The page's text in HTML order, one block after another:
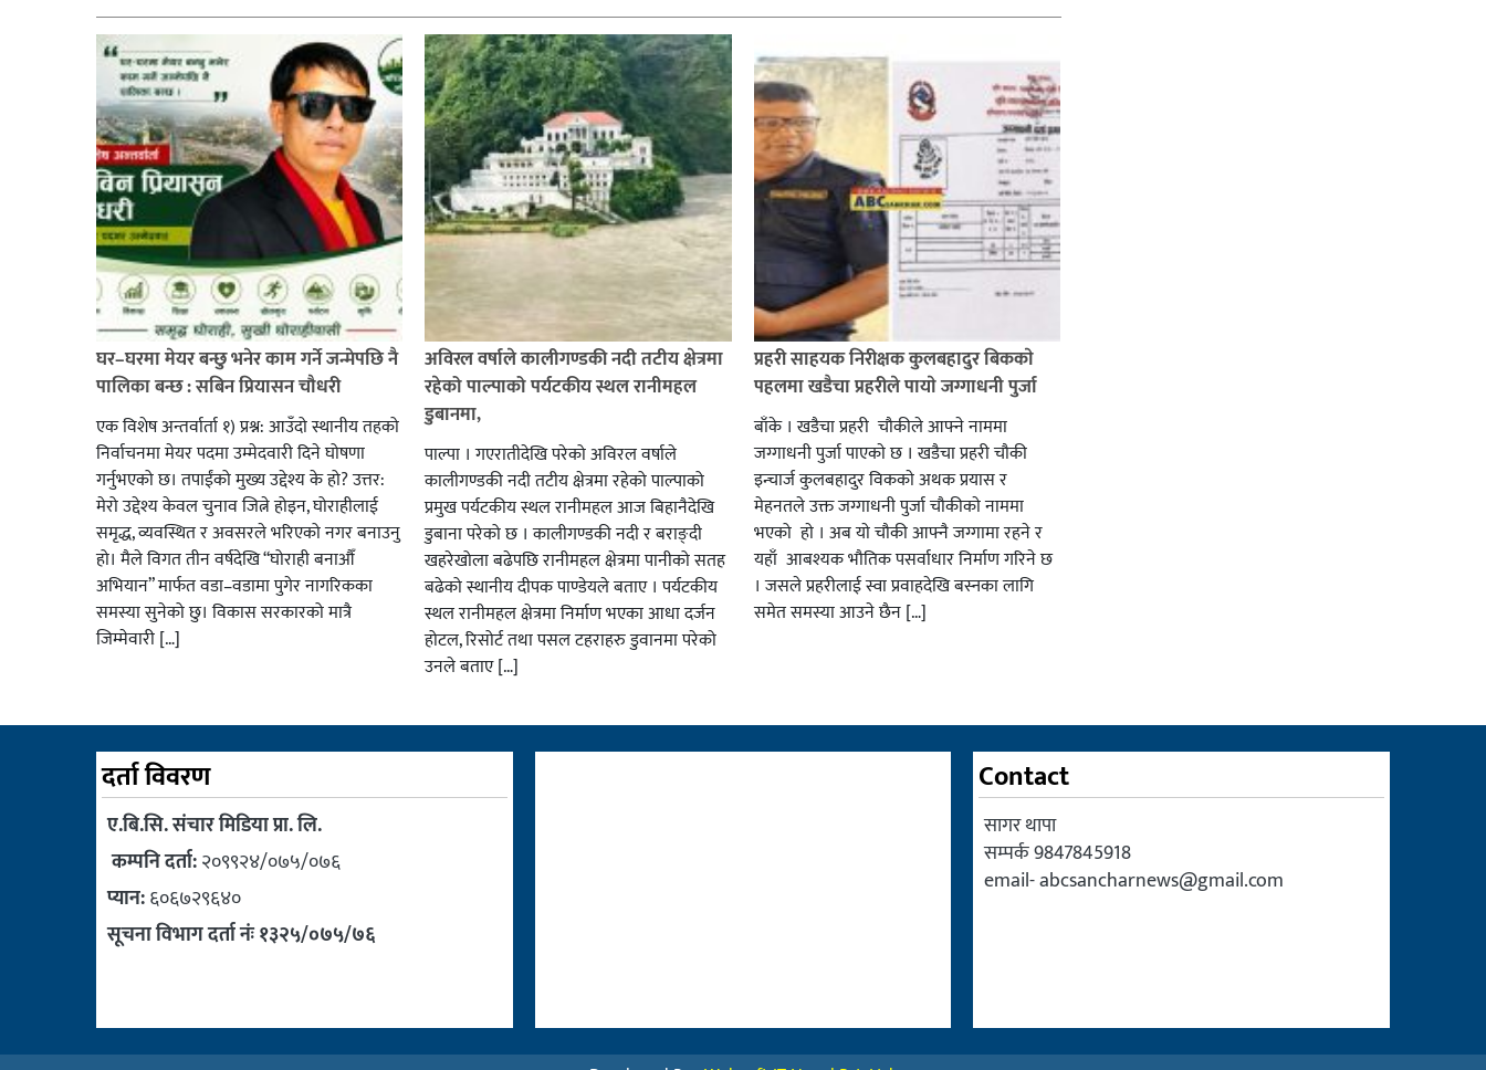
घर–घरमा मेयर बन्छु भनेर काम गर्ने जन्मेपछि नै
पालिका बन्छ : सबिन प्रियासन चौधरी
एक विशेष अन्तर्वार्ता १) प्रश्न: आउँदो स्थानीय तहको
निर्वाचनमा मेयर पदमा उम्मेदवारी दिने घोषणा
गर्नुभएको छ। तपाईंको मुख्य उद्देश्य के हो? उत्तर:
मेरो उद्देश्य केवल चुनाव जित्ने होइन, घोराहीलाई
समृद्ध, व्यवस्थित र अवसरले भरिएको नगर बनाउनु
हो। मैले विगत तीन वर्षदेखि “घोराही बनाऔँ
अभियान” मार्फत वडा–वडामा पुगेर नागरिकका
समस्या सुनेको छु। विकास सरकारको मात्रै
जिम्मेवारी […]
अविरल वर्षाले कालीगण्डकी नदी तटीय क्षेत्रमा
रहेको पाल्पाको पर्यटकीय स्थल रानीमहल
डुबानमा,
पाल्पा । गएरातीदेखि परेको अविरल वर्षाले
कालीगण्डकी नदी तटीय क्षेत्रमा रहेको पाल्पाको
प्रमुख पर्यटकीय स्थल रानीमहल आज बिहानैदेखि
डुबाना परेको छ । कालीगण्डकी नदी र बराङ्दी
खहरेखोला बढेपछि रानीमहल क्षेत्रमा पानीको सतह
बढेको स्थानीय दीपक पाण्डेयले बताए । पर्यटकीय
स्थल रानीमहल क्षेत्रमा निर्माण भएका आधा दर्जन
होटल, रिसोर्ट तथा पसल टहराहरु डुवानमा परेको
उनले बताए […]
प्रहरी साहयक निरीक्षक कुलबहादुर बिककाे
पहलमा खडैचा प्रहरीले पायाे जग्गाधनी पुर्जा
बाँके । खडैचा प्रहरी चाैकीले आफ्ने नाममा
जग्गाधनी पुर्जा पाएकाे छ । खडैचा प्रहरी चाैकी
इन्चार्ज कुलबहादुर विककाे अथक प्रयास र
मेहनतले उक्त जग्गाधनी पुर्जा चाैकीकाे नाममा
भएको हाे । अब याे चाैकी आफ्नै जग्गामा रहने र
यहाँ आबश्यक भाैतिक पसर्वाधार निर्माण गरिने छ
। जसले प्रहरीलाई स्वा प्रवाहदेखि बस्नका लागि
समेत समस्या आउने छैन […]
दर्ता विवरण
ए.बि.सि. संचार मिडिया प्रा. लि.
कम्पनि दर्ता:२०९९२४/०७५/०७६
प्यान:६०६७२९६४०
सूचना विभाग दर्ता नंः १३२५/०७५/७६
Contact
सागर थापा
सम्पर्क 9847845918
email-abcsancharnews@gmail.com